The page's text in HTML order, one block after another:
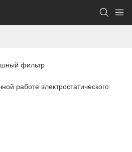
фильтр
работе электростатического